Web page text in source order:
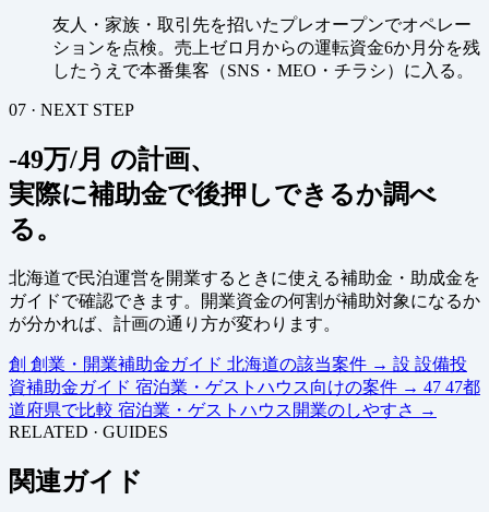
友人・家族・取引先を招いたプレオープンでオペレー
ションを点検。売上ゼロ月からの運転資金6か月分を残
したうえで本番集客（SNS・MEO・チラシ）に入る。
07 · NEXT STEP
-49万/月 の計画、
実際に補助金で後押しできるか調べ
る。
北海道で民泊運営を開業するときに使える補助金・助成金を
ガイドで確認できます。開業資金の何割が補助対象になるか
が分かれば、計画の通り方が変わります。
創 創業・開業補助金ガイド 北海道の該当案件 → 設 設備投
資補助金ガイド 宿泊業・ゲストハウス向けの案件 → 47 47都
道府県で比較 宿泊業・ゲストハウス開業のしやすさ →
RELATED · GUIDES
関連ガイド